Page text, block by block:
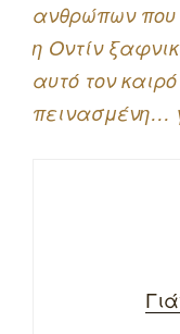
ανθρώπων που
η Οντίν
αυτό τον
πεινασμένη…